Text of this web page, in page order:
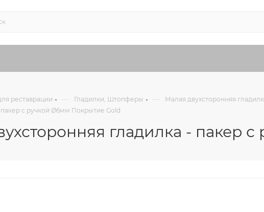
реставрации — Гладилки, Штопферы — Малая двухсторонняя
пакер с ручкой Ø6мм Покрытие Gold
гладилка - пакер